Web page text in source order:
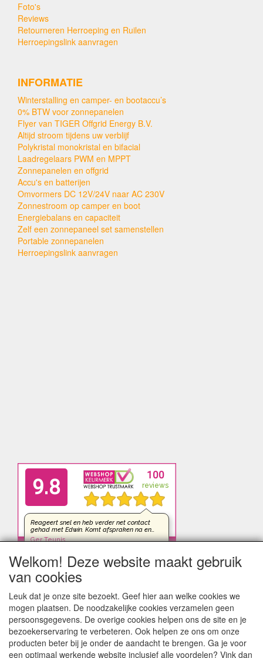
Foto's
Reviews
Retourneren Herroeping en Ruilen
Herroepingslink aanvragen
INFORMATIE
Winterstalling en camper- en bootaccu’s
0% BTW voor zonnepanelen
Flyer van TIGER Offgrid Energy B.V.
Altijd stroom tijdens uw verblijf
Polykristal monokristal en bifacial
Laadregelaars PWM en MPPT
Zonnepanelen en offgrid
Accu's en batterijen
Omvormers DC 12V/24V naar AC 230V
Zonnestroom op camper en boot
Energiebalans en capaciteit
Zelf een zonnepaneel set samenstellen
Portable zonnepanelen
Herroepingslink aanvragen
Welkom! Deze website maakt gebruik
van cookies
Leuk dat je onze site bezoekt. Geef hier aan welke cookies we
mogen plaatsen. De noodzakelijke cookies verzamelen geen
persoonsgegevens. De overige cookies helpen ons de site en je
bezoekerservaring te verbeteren. Ook helpen ze ons om onze
producten beter bij je onder de aandacht te brengen. Ga je voor
een optimaal werkende website inclusief alle voordelen? Vink dan